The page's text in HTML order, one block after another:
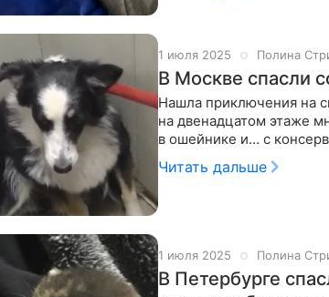
1 июля 2025 Полина
В Москве спасли
Нашла приключения на
на двенадцатом этаже
в ошейнике и… с
Тогда курьер
Читать дальше
1 июля 2025 Полина
В Петербурге